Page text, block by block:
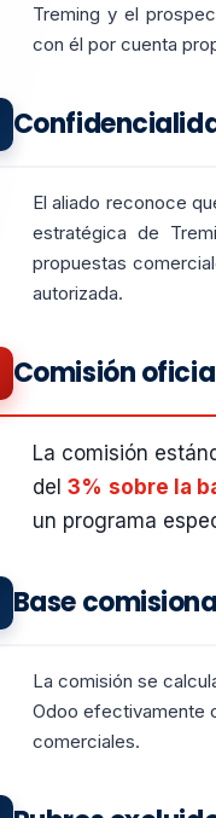
Treming y el
con él por cuenta
El aliado reconoce
estratégica de
propuestas
autorizada.
Comisión
La comisión
del 3% sobre la
un programa
Base
La comisión se
Odoo efectivamente
comerciales.